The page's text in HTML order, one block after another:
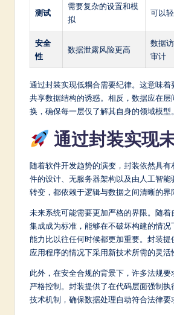
测试
需要复杂的设置和模
拟
可以
安全
性
数据泄露风险更高
数据
审计
通过封装实现低耦合需要纪律。这意味着
共享数据结构的诱惑。相反，数据应在层
换，确保每一层仅了解其自身的领域模型。
通过封装实现
随着软件开发趋势的演变，封装依然具有
件的设计、无服务器架构以及由人工智能
转变，都依赖于逻辑与数据之间清晰的界
未来系统可能需要更加严格的界限。随着
集成成为标准，能够在不破坏构建的情况
能力比以往任何时候都更加重要。封装提
应用程序的情况下采用新技术所需的灵活
此外，在安全合规的背景下，许多法规
严格控制。封装提供了在代码层面强制执
技术机制，确保数据处理自动符合法律要